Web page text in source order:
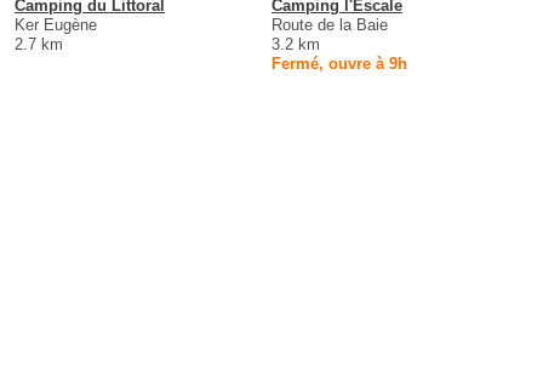
Camping du Littoral
Ker Eugène
2.7 km
Camping l'Escale
Route de la Baie
3.2 km
Fermé, ouvre à 9h